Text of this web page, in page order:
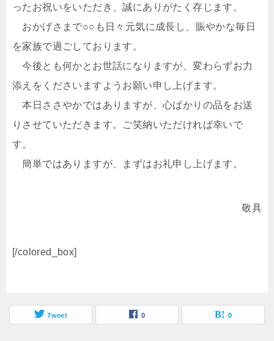
ったお祝いをいただき、誠にありがたく存じます。
おかげさまで○○も日々元気に成長し、賑やかな毎日
を家族で過ごしております。
今後とも何かとお世話になりますが、変わらずお力
添えをくださいますようお願い申し上げます。
本日ささやかではありますが、心ばかりの品をお送
りさせていただきます。ご笑納いただければ幸いで
す。
簡単ではありますが、まずはお礼申し上げます。
敬具
[/colored_box]
Tweet 0 0